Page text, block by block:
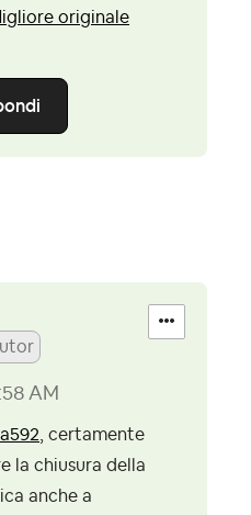
originale
AM
, certamente
la chiusura della
anche a